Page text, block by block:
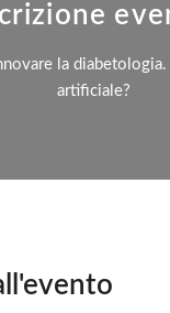
la diabetologia.
artificiale?